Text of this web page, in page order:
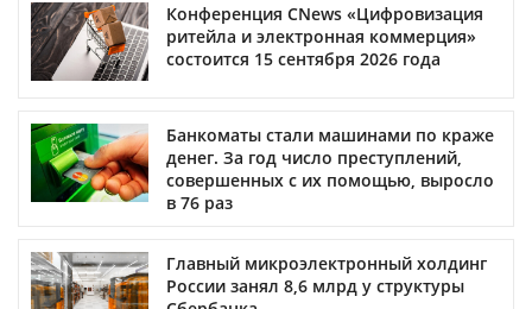
Конференция CNews «Цифровизация
ритейла и электронная коммерция»
состоится 15 сентября 2026 года
Банкоматы стали машинами по краже
денег. За год число преступлений,
совершенных с их помощью, выросло
в 76 раз
Главный микроэлектронный холдинг
России занял 8,6 млрд у структуры